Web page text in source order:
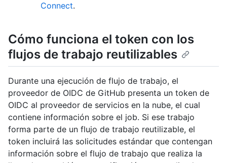
Connect.
Cómo funciona el token con los
flujos de trabajo reutilizables
Durante una ejecución de flujo de trabajo, el
proveedor de OIDC de GitHub presenta un token de
OIDC al proveedor de servicios en la nube, el cual
contiene información sobre el job. Si ese trabajo
forma parte de un flujo de trabajo reutilizable, el
token incluirá las solicitudes estándar que contengan
información sobre el flujo de trabajo que realiza la